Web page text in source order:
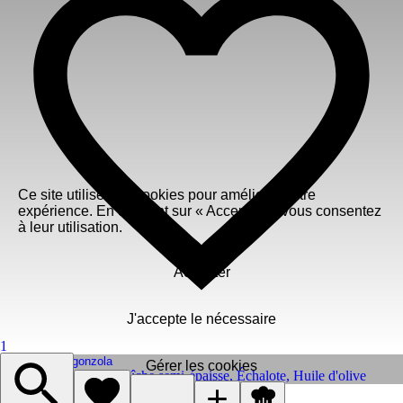
1
Sauce au Gorgonzola
Gorgonzola ,Crème fraîche semi-épaisse,Échalote, Huile d'olive
Ce site utilise des cookies pour améliorer votre
expérience. En cliquant sur « Accepter », vous consentez
à leur utilisation.
Accepter
J'accepte le nécessaire
Gérer les cookies